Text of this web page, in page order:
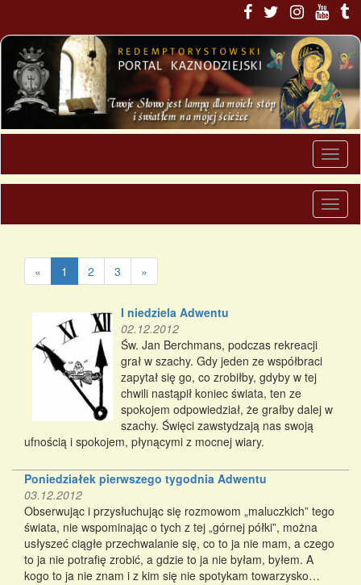
« 1 2 3 »
I niedziela Adwentu
02.12.2012
Św. Jan Berchmans, podczas rekreacji
grał w szachy. Gdy jeden ze współbraci
zapytał się go, co zrobiłby, gdyby w tej
chwili nastąpił koniec świata, ten ze
spokojem odpowiedział, że grałby dalej w
szachy. Święci zawstydzają nas swoją
ufnością i spokojem, płynącymi z mocnej wiary.
Poniedziałek pierwszego tygodnia Adwentu
03.12.2012
Obserwując i przysłuchując się rozmowom „maluczkich” tego
świata, nie wspominając o tych z tej „górnej półki”, można
usłyszeć ciągłe przechwalanie się, co to ja nie mam, a czego
to ja nie potrafię zrobić, a gdzie to ja nie byłam, byłem. A
kogo to ja nie znam i z kim się nie spotykam towarzysko…